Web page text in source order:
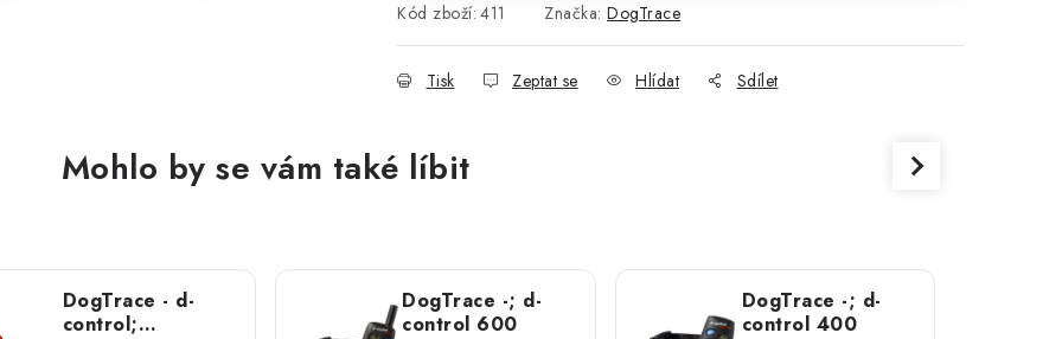
Kód zboží: 411 Značka: DogTrace
Tisk Zeptat se Hlídat Sdílet
Mohlo by se vám také líbit
DogTrace - d-
control;
DogTrace -; d-
control 600
DogTrace -; d-
control 400